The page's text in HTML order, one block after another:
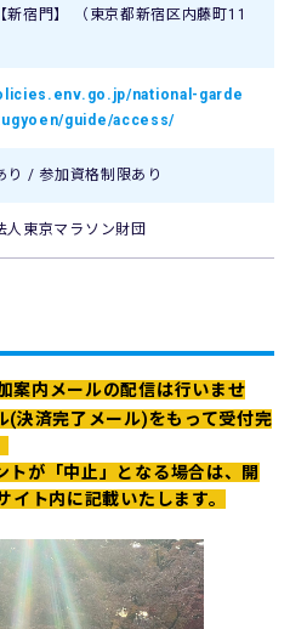
新宿門】 （東京都新宿区内藤町11
national-garde
guide/access/
り / 参加資格制限あり
人東京マラソン財団
案内メールの配信は行いませ
(決済完了メール)をもって受付完
トが「中止」となる場合は、開
ト内に記載いたします。